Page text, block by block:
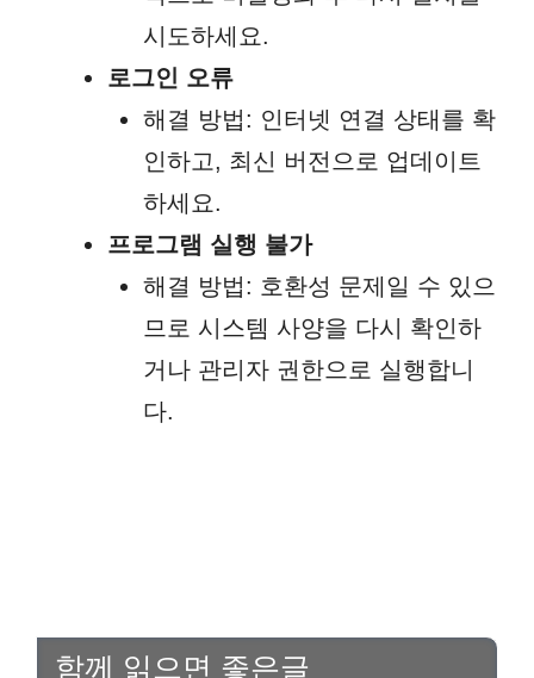
시도하세요.
로그인 오류
해결 방법: 인터넷 연결 상태를 확
인하고, 최신 버전으로 업데이트
하세요.
프로그램 실행 불가
해결 방법: 호환성 문제일 수 있으
므로 시스템 사양을 다시 확인하
거나 관리자 권한으로 실행합니
다.
함께 읽으면 좋은글